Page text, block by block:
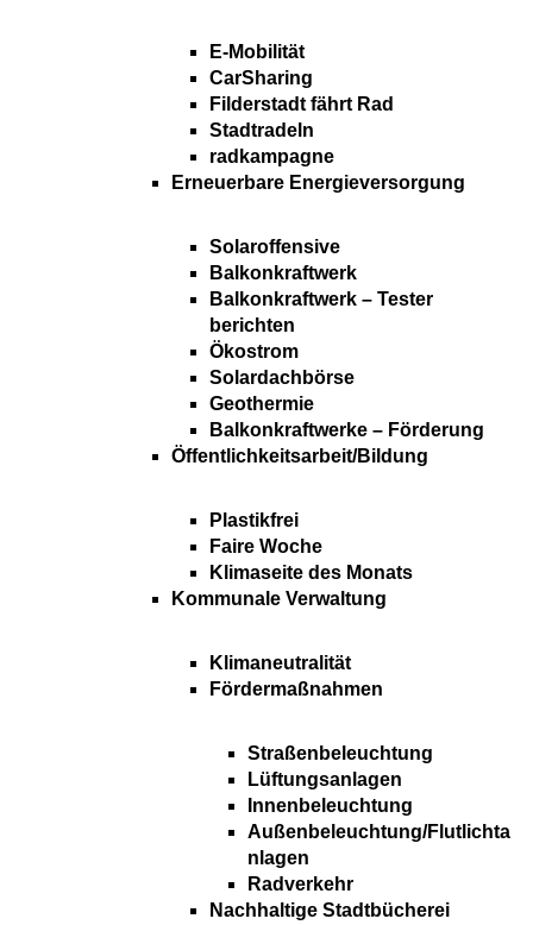
E-Mobilität
CarSharing
Filderstadt fährt Rad
Stadtradeln
radkampagne
Erneuerbare Energieversorgung
Solaroffensive
Balkonkraftwerk
Balkonkraftwerk – Tester
berichten
Ökostrom
Solardachbörse
Geothermie
Balkonkraftwerke – Förderung
Öffentlichkeitsarbeit/Bildung
Plastikfrei
Faire Woche
Klimaseite des Monats
Kommunale Verwaltung
Klimaneutralität
Fördermaßnahmen
Straßenbeleuchtung
Lüftungsanlagen
Innenbeleuchtung
Außenbeleuchtung/Flutlichta
nlagen
Radverkehr
Nachhaltige Stadtbücherei